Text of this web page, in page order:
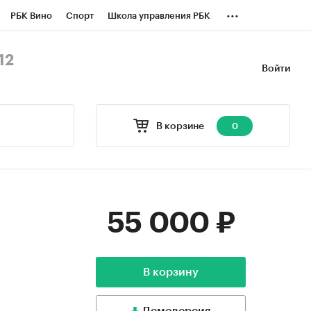
РБК Вино Спорт Школа управления РБК ...
Войти
В корзине 0
55 000 ₽
В корзину